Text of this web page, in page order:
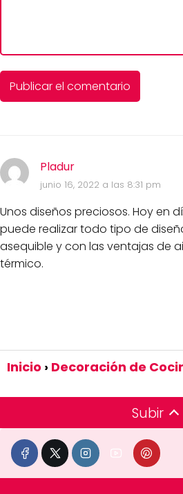
Pladur
junio 16, 2022 a las 8:31 pm
Unos diseños preciosos. Hoy en
puede realizar todo tipo de
asequible y con las ventajas de
térmico.
Inicio Decoración de
Subir